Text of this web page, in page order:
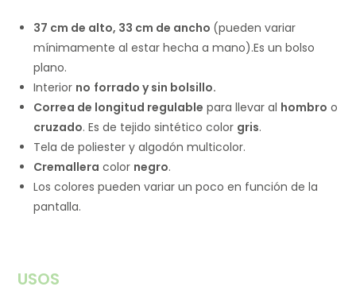
37 cm de alto, 33 cm de ancho (pueden variar
mínimamente al estar hecha a mano).Es un bolso
plano.
Interior no forrado y sin bolsillo.
Correa de longitud regulable para llevar al hombro o
cruzado. Es de tejido sintético color gris.
Tela de poliester y algodón multicolor.
Cremallera color negro.
Los colores pueden variar un poco en función de la
pantalla.
USOS